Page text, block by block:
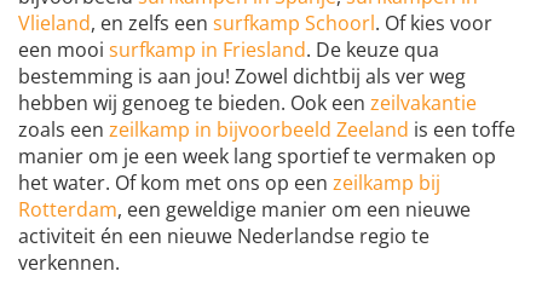
Vlieland, en zelfs een surfkamp Schoorl. Of kies voor
een mooi surfkamp in Friesland. De keuze qua
bestemming is aan jou! Zowel dichtbij als ver weg
hebben wij genoeg te bieden. Ook een zeilvakantie
zoals een zeilkamp in bijvoorbeeld Zeeland is een toffe
manier om je een week lang sportief te vermaken op
het water. Of kom met ons op een zeilkamp bij
Rotterdam, een geweldige manier om een nieuwe
activiteit én een nieuwe Nederlandse regio te
verkennen.